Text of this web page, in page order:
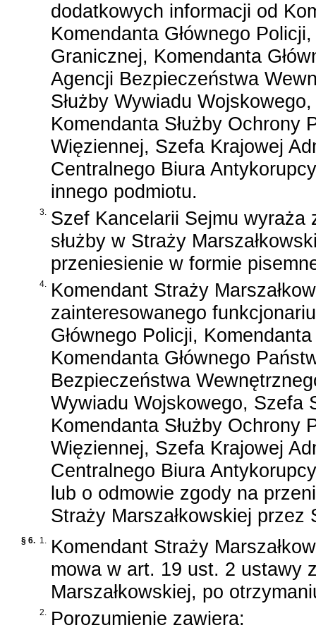
dodatkowych informacji od
Komendanta Głównego
Granicznej, Komendanta
Agencji Bezpieczeństwa
Służby Wywiadu
Komendanta Służby Ochrony
Więziennej, Szefa Krajowej
Centralnego Biura
innego podmiotu.
3. Szef Kancelarii Sejmu
służby w Straży
przeniesienie w formie
4. Komendant Straży
zainteresowanego
Głównego Policji,
Komendanta Głównego
Bezpieczeństwa
Wywiadu Wojskowego, Szefa
Komendanta Służby Ochrony
Więziennej, Szefa Krajowej
Centralnego Biura
lub o odmowie zgody na
Straży Marszałkowskiej przez
§ 6. 1. Komendant Straży
mowa w art. 19 ust. 2 ustawy
Marszałkowskiej, po
2. Porozumienie zawiera: